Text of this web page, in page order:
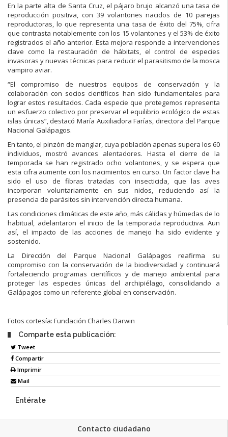
En la parte alta de Santa Cruz, el pájaro brujo alcanzó una tasa de
reproducción positiva, con 39 volantones nacidos de 10 parejas
reproductoras, lo que representa una tasa de éxito del 75%, cifra
que contrasta notablemente con los 15 volantones y el 53% de éxito
registrados el año anterior. Esta mejora responde a intervenciones
clave como la restauración de hábitats, el control de especies
invasoras y nuevas técnicas para reducir el parasitismo de la mosca
vampiro aviar.
“El compromiso de nuestros equipos de conservación y la
colaboración con socios científicos han sido fundamentales para
lograr estos resultados. Cada especie que protegemos representa
un esfuerzo colectivo por preservar el equilibrio ecológico de estas
islas únicas”, destacó María Auxiliadora Farías, directora del Parque
Nacional Galápagos.
En tanto, el pinzón de manglar, cuya población apenas supera los 60
individuos, mostró avances alentadores. Hasta el cierre de la
temporada se han registrado ocho volantones, y se espera que
esta cifra aumente con los nacimientos en curso. Un factor clave ha
sido el uso de fibras tratadas con insecticida, que las aves
incorporan voluntariamente en sus nidos, reduciendo así la
presencia de parásitos sin intervención directa humana.
Las condiciones climáticas de este año, más cálidas y húmedas de lo
habitual, adelantaron el inicio de la temporada reproductiva. Aun
así, el impacto de las acciones de manejo ha sido evidente y
sostenido.
La Dirección del Parque Nacional Galápagos reafirma su
compromiso con la conservación de la biodiversidad y continuará
fortaleciendo programas científicos y de manejo ambiental para
proteger las especies únicas del archipiélago, consolidando a
Galápagos como un referente global en conservación.
Fotos cortesía: Fundación Charles Darwin
Comparte esta publicación:
Tweet
Compartir
Imprimir
Mail
Entérate
Contacto ciudadano